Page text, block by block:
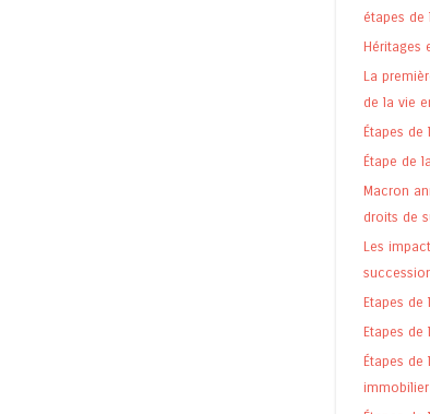
étapes de
Héritages
La
de la vie
Étapes de
Étape de
Macron
droits de
Les
Etapes de
Etapes
Étapes
immobilier